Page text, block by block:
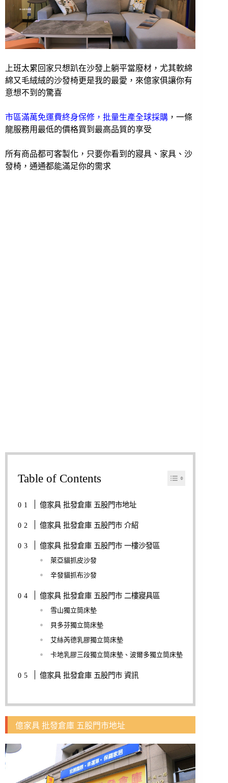
上班太累回家只想趴在沙發上躺平當廢材，尤其軟綿
綿又毛絨絨的沙發椅更是我的最愛，來億家俱讓你有
意想不到的驚喜
市區滿萬免運費終身保修，批量生產全球採購 ，一條
龍服務用最低的價格買到最高品質的享受
所有商品都可客製化，只要你看到的寢具、家具、沙
發椅，通通都能滿足你的需求
Table of Contents
億家具 批發倉庫 五股門市地址
億家具 批發倉庫 五股門市 介紹
億家具 批發倉庫 五股門市 一樓沙發區
萊亞貓抓皮沙發
辛發貓抓布沙發
億家具 批發倉庫 五股門市 二樓寢具區
雪山獨立筒床墊
貝多芬獨立筒床墊
艾絲芮德乳膠獨立筒床墊
卡地乳膠三段獨立筒床墊、波爾多獨立筒床墊
億家具 批發倉庫 五股門市 資訊
億家具 批發倉庫 五股門市地址